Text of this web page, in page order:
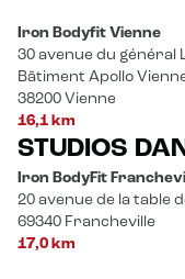
Iron Bodyfit Vienne
30 avenue du général
Bâtiment Apollo
38200 Vienne
16,1 km
STUDIOS
Iron BodyFit
20 avenue de la table
69340 Francheville
17,0 km